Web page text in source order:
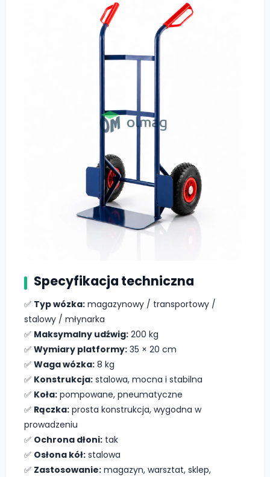
Specyfikacja techniczna
✅ Typ wózka: magazynowy / transportowy /
stalowy / młynarka
✅ Maksymalny udźwig: 200 kg
✅ Wymiary platformy: 35 × 20 cm
✅ Waga wózka: 8 kg
✅ Konstrukcja: stalowa, mocna i stabilna
✅ Koła: pompowane, pneumatyczne
✅ Rączka: prosta konstrukcja, wygodna w
prowadzeniu
✅ Ochrona dłoni: tak
✅ Osłona kół: stalowa
✅ Zastosowanie: magazyn, warsztat, sklep,